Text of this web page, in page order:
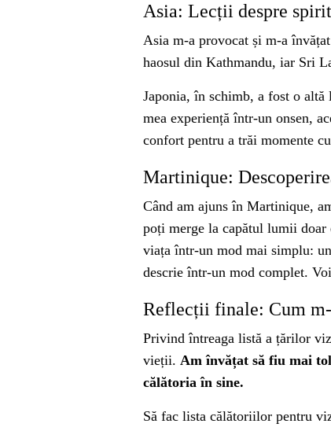
Asia: Lecții despre
Asia m-a provocat și m-a
haosul din Kathmandu, iar Sri
Japonia, în schimb, a fost o
mea experiență într-un onsen,
confort pentru a trăi momente
Martinique:
Când am ajuns în Martinique,
poți merge la capătul lumii doar
viața într-un mod mai simplu:
descrie într-un mod complet.
Reflecții finale: Cum
Privind întreaga listă a țărilor
vieții. Am învățat să fiu mai
călătoria în sine.
Să fac lista călătoriilor pentru